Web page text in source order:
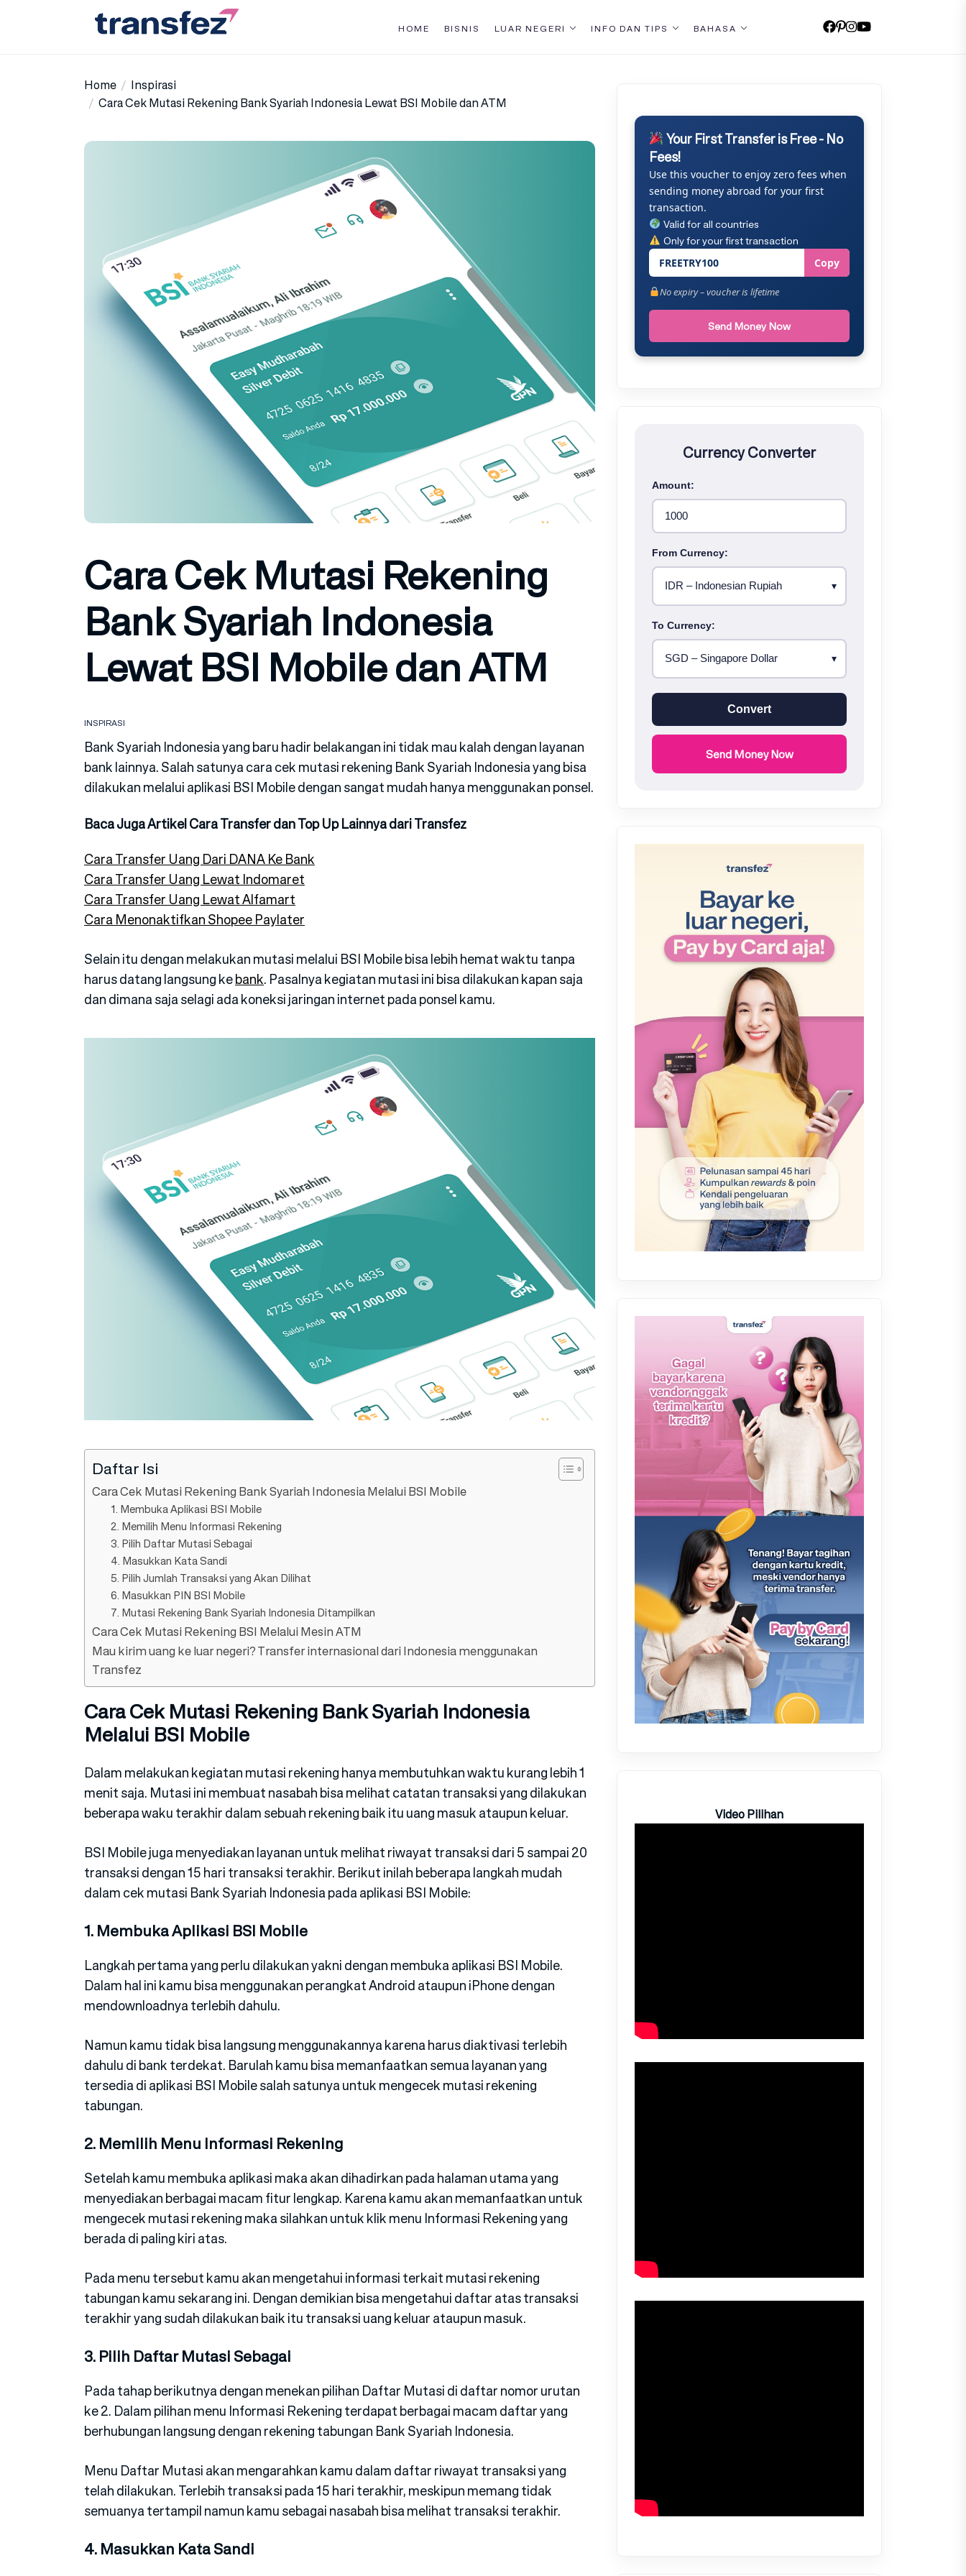
HOME BISNIS LUAR NEGERI INFO DAN TIPS BAHASA
Home
Inspirasi
Cara Cek Mutasi Rekening Bank Syariah Indonesia Lewat BSI Mobile dan ATM
Cara Cek Mutasi Rekening
Bank Syariah Indonesia
Lewat BSI Mobile dan ATM
INSPIRASI
Bank Syariah Indonesia yang baru hadir belakangan ini tidak mau kalah dengan layanan
bank lainnya. Salah satunya cara cek mutasi rekening Bank Syariah Indonesia yang bisa
dilakukan melalui aplikasi BSI Mobile dengan sangat mudah hanya menggunakan ponsel.
Baca Juga Artikel Cara Transfer dan Top Up Lainnya dari Transfez
Cara Transfer Uang Dari DANA Ke Bank
Cara Transfer Uang Lewat Indomaret
Cara Transfer Uang Lewat Alfamart
Cara Menonaktifkan Shopee Paylater
Selain itu dengan melakukan mutasi melalui BSI Mobile bisa lebih hemat waktu tanpa
harus datang langsung kebank. Pasalnya kegiatan mutasi ini bisa dilakukan kapan saja
dan dimana saja selagi ada koneksi jaringan internet pada ponsel kamu.
Daftar Isi
Cara Cek Mutasi Rekening Bank Syariah Indonesia Melalui BSI Mobile
1. Membuka Aplikasi BSI Mobile
2. Memilih Menu Informasi Rekening
3. Pilih Daftar Mutasi Sebagai
4. Masukkan Kata Sandi
5. Pilih Jumlah Transaksi yang Akan Dilihat
6. Masukkan PIN BSI Mobile
7. Mutasi Rekening Bank Syariah Indonesia Ditampilkan
Cara Cek Mutasi Rekening BSI Melalui Mesin ATM
Mau kirim uang ke luar negeri? Transfer internasional dari Indonesia menggunakan
Transfez
Cara Cek Mutasi Rekening Bank Syariah Indonesia
Melalui BSI Mobile
Dalam melakukan kegiatan mutasi rekening hanya membutuhkan waktu kurang lebih 1
menit saja. Mutasi ini membuat nasabah bisa melihat catatan transaksi yang dilakukan
beberapa waku terakhir dalam sebuah rekening baik itu uang masuk ataupun keluar.
BSI Mobile juga menyediakan layanan untuk melihat riwayat transaksi dari 5 sampai 20
transaksi dengan 15 hari transaksi terakhir. Berikut inilah beberapa langkah mudah
dalam cek mutasi Bank Syariah Indonesia pada aplikasi BSI Mobile:
1. Membuka Aplikasi BSI Mobile
Langkah pertama yang perlu dilakukan yakni dengan membuka aplikasi BSI Mobile.
Dalam hal ini kamu bisa menggunakan perangkat Android ataupun iPhone dengan
mendownloadnya terlebih dahulu.
Namun kamu tidak bisa langsung menggunakannya karena harus diaktivasi terlebih
dahulu di bank terdekat. Barulah kamu bisa memanfaatkan semua layanan yang
tersedia di aplikasi BSI Mobile salah satunya untuk mengecek mutasi rekening
tabungan.
2. Memilih Menu Informasi Rekening
Setelah kamu membuka aplikasi maka akan dihadirkan pada halaman utama yang
menyediakan berbagai macam fitur lengkap. Karena kamu akan memanfaatkan untuk
mengecek mutasi rekening maka silahkan untuk klik menu Informasi Rekening yang
berada di paling kiri atas.
Pada menu tersebut kamu akan mengetahui informasi terkait mutasi rekening
tabungan kamu sekarang ini. Dengan demikian bisa mengetahui daftar atas transaksi
terakhir yang sudah dilakukan baik itu transaksi uang keluar ataupun masuk.
3. Pilih Daftar Mutasi Sebagai
Pada tahap berikutnya dengan menekan pilihan Daftar Mutasi di daftar nomor urutan
ke 2. Dalam pilihan menu Informasi Rekening terdapat berbagai macam daftar yang
berhubungan langsung dengan rekening tabungan Bank Syariah Indonesia.
Menu Daftar Mutasi akan mengarahkan kamu dalam daftar riwayat transaksi yang
telah dilakukan. Terlebih transaksi pada 15 hari terakhir, meskipun memang tidak
semuanya tertampil namun kamu sebagai nasabah bisa melihat transaksi terakhir.
4. Masukkan Kata Sandi
Your First Transfer is Free - No
Fees!
Use this voucher to enjoy zero fees when
sending money abroad for your first
transaction.
Valid for all countries
Only for your first transaction
FREETRY100 Copy
No expiry – voucher is lifetime
Send Money Now
Currency Converter
Amount:
From Currency:
To Currency:
Convert
Send Money Now
Video Pilihan